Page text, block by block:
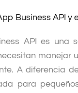
Business API
API es una
manejar
A diferencia
para